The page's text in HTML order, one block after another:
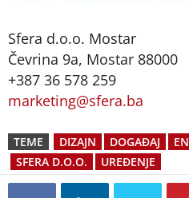
Sfera d.o.o. Mostar
Čevrina 9a, Mostar 88000
+387 36 578 259
marketing@sfera.ba
TEME DIZAJN DOGAĐAJ
SFERA D.O.O.
UREĐENJE